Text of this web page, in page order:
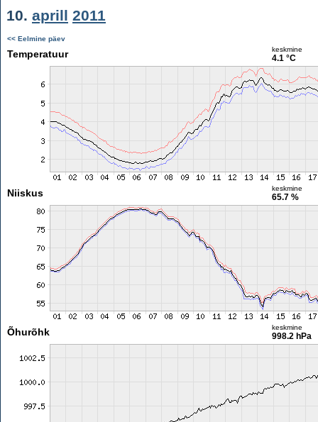
10. aprill 2011
<< Eelmine päev
Temperatuur keskmine
4.1 °C
Niiskus keskmine
65.7 %
Õhurõhk keskmine
998.2 hPa